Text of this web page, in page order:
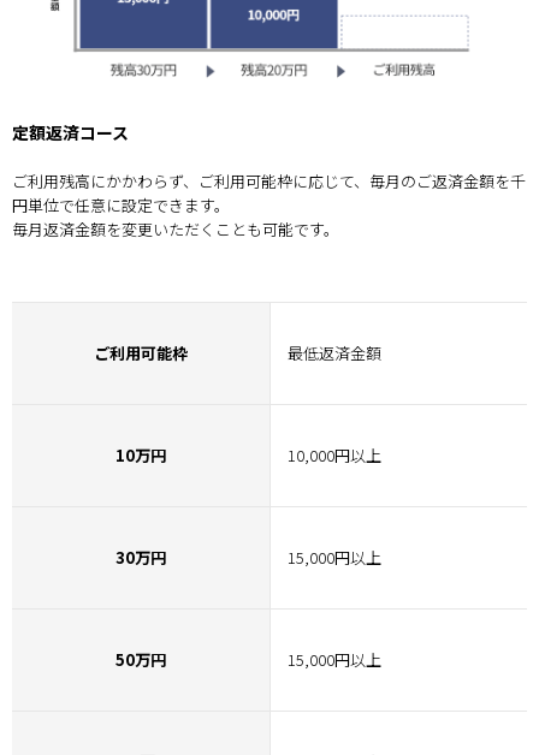
定額返済コース
ご利用残高にかかわらず、ご利用可能枠に応じて、毎月のご返済金額を千
円単位で任意に設定できます。
毎月返済金額を変更いただくことも可能です。
ご利用可能枠 最低返済金額
10万円 10,000円以上
30万円 15,000円以上
50万円 15,000円以上